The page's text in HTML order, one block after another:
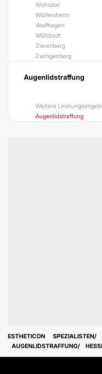
Wohratal
Wölfersheim
Wolfhagen
Wöllstadt
Zierenberg
Zwingenberg
Augenlidstraffung
Weitere
Augenlidstraffung
ESTHETICON SPEZIALISTEN
AUGENLIDSTRAFFUNG